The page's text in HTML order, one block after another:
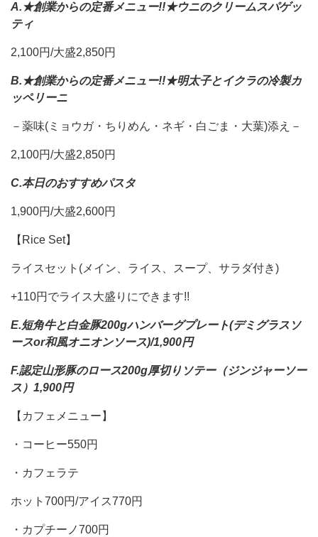
A.★創業からの定番メニュー!!★ウニのクリームスパゲッ
ティ
2,100円/大盛2,850円
B.★創業からの定番メニュー!!★明太子とイクラの冷製カ
ッペリーニ
－薬味(ミョウガ・ちりめん・ネギ・白ごま・大葉)添え－
2,100円/大盛2,850円
C.本日のおすすめパスタ
1,900円/大盛2,600円
【Rice Set】
ライスセット(メイン、ライス、スープ、サラダ付き)
+110円でライス大盛りにできます!!
E.短角牛と白金豚200gハンバーグプレート(デミグラスソ
ースor和風オニオンソース)/1,900円
F.認定山形豚のロース200g厚切りソテー（ジンジャーソー
ス）1,900円
【カフェメニュー】
・コーヒー550円
・カフェラテ
ホット700円/アイス770円
・カプチーノ700円